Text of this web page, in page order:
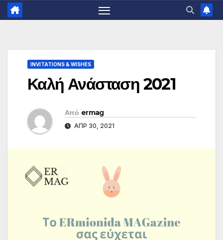
INVITATIONS & WISHES
Καλή Ανάσταση 2021
Από ermag
ΑΠΡ 30, 2021